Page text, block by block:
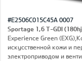
#E2506C015C45A 0007
Sportage 1,6 T-GDI
Experience Green
искусственной кожи и
электроприводом и